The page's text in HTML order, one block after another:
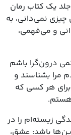
یک کتاب رمان
چیزی نمی‌دانی، به
و می‌فهمی،
درون‌گرا باشم
مرا بشناسند و
هر کسی که
هستم.
زیسته‌ام را در
باشد: عشق،